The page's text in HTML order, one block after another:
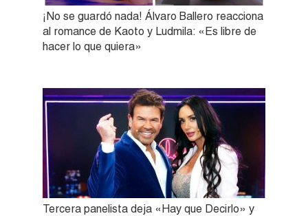
¡No se guardó nada! Álvaro Ballero reacciona
al romance de Kaoto y Ludmila: «Es libre de
hacer lo que quiera»
Tercera panelista deja «Hay que Decirlo» y